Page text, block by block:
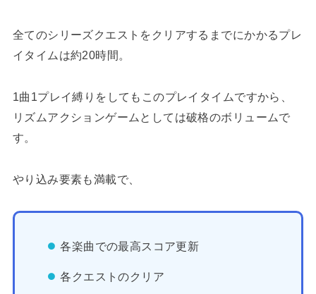
全てのシリーズクエストをクリアするまでにかかるプレ
イタイムは約20時間。
1曲1プレイ縛りをしてもこのプレイタイムですから、
リズムアクションゲームとしては破格のボリュームで
す。
やり込み要素も満載で、
各楽曲での最高スコア更新
各クエストのクリア